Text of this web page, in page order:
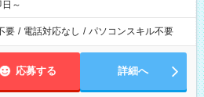
～
要 / 電話対応なし / パソコンスキル不要
応募する 詳細へ